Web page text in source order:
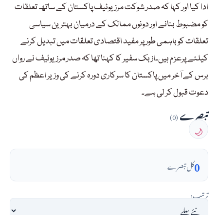
ادا کیا اور کہا کہ صدر شوکت مرزیوئیف پاکستان کے ساتھ تعلقات
کو مضبوط بنانے اور دونوں ممالک کے درمیان بہترین سیاسی
تعلقات کو باہمی طور پر مفید اقتصادی تعلقات میں تبدیل کرنے
کیلئے پرعزم ہیں۔ازبک سفیر کا کہنا تھا کہ صدر مرزیوئیف نے رواں
برس کے آخر میں پاکستان کا سرکاری دورہ کرنے کی وزیر اعظم کی
دعوت قبول کر لی ہے۔
تبصرے(0)
🌙
0کل تبصرے
ترتیب: